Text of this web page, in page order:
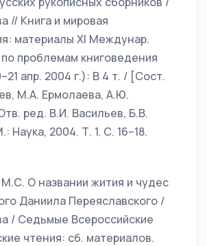
// Книга и мировая
материалы XI Междунар.
проблемам книговедения
апр. 2004 г.): В 4 т. / [Сост.
М.А. Ермолаева, А.Ю.
ред. В.И. Васильев, Б.В.
Наука, 2004. Т. 1. С. 16–18.
О названии жития и чудес
Даниила Переяславского /
/ Седьмые Всероссийские
чтения: сб. материалов.